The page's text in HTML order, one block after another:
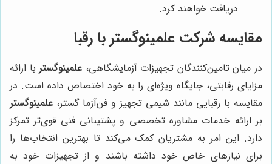
دریافت خواهند کرد.
مقایسه شرکت علمینوگستربا رقبا
در میان تامین‌کنندگان تجهیزات آزمایشگاهی، علمینوگستر با ارائه
مزایای رقابتی، جایگاه ویژه‌ای را به خود اختصاص داده است. در
مقایسه با رقبایی مانند شیمی تجهیز و فن‌آزما گستر، علمینوگستر
بر ارائه خدمات مشاوره تخصصی و پشتیبانی فنی قوی‌تر تمرکز
دارد. این امر به مشتریان کمک می‌کند تا بهترین انتخاب‌ها را
برای نیازهای خاص خود داشته باشند و از تجهیزات خود به